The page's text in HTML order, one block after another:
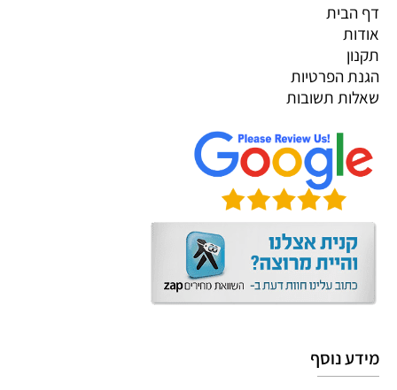
דף הבית
אודות
תקנון
הגנת הפרטיות
שאלות תשובות
מידע נוסף